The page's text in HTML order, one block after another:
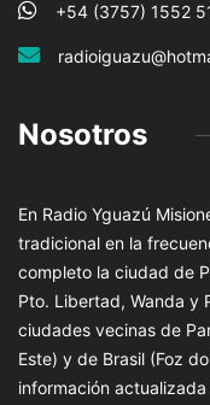
+54 (3757) 1552
Nosotros
En Radio Yguazú
tradicional en la
completo la ciudad de
Pto. Libertad, Wanda y
ciudades vecinas de
Este) y de Brasil (Foz
información